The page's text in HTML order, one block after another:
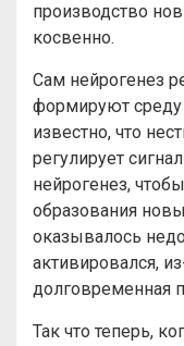
производство
косвенно.
Сам нейрогенез
формируют среду
известно, что
регулирует
нейрогенез,
образования
оказывалось
активировался,
долговременная
Так что теперь,